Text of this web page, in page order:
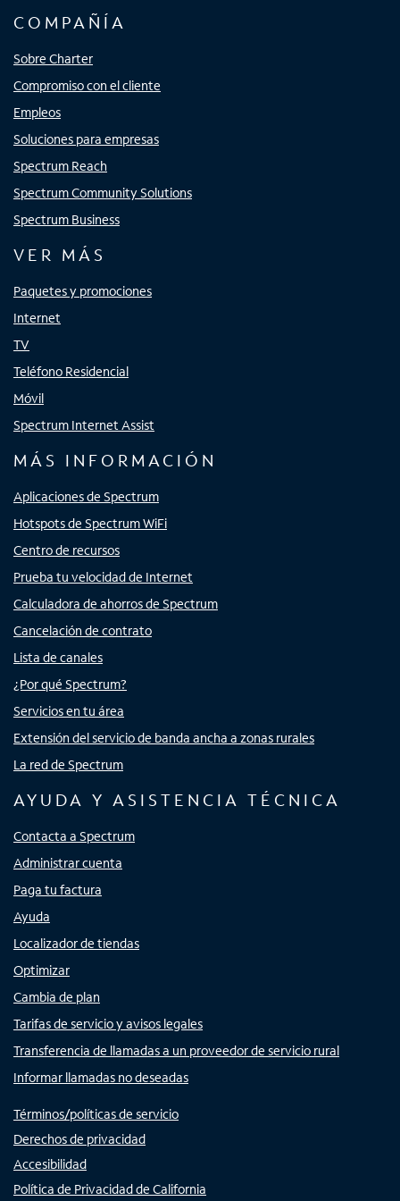
COMPAÑÍA
Sobre Charter
Compromiso con el cliente
Empleos
Soluciones para empresas
Spectrum Reach
Spectrum Community Solutions
Spectrum Business
VER MÁS
Paquetes y promociones
Internet
TV
Teléfono Residencial
Móvil
Spectrum Internet Assist
MÁS INFORMACIÓN
Aplicaciones de Spectrum
Hotspots de Spectrum WiFi
Centro de recursos
Prueba tu velocidad de Internet
Calculadora de ahorros de Spectrum
Cancelación de contrato
Lista de canales
¿Por qué Spectrum?
Servicios en tu área
Extensión del servicio de banda ancha a zonas rurales
La red de Spectrum
AYUDA Y ASISTENCIA TÉCNICA
Contacta a Spectrum
Administrar cuenta
Paga tu factura
Ayuda
Localizador de tiendas
Optimizar
Cambia de plan
Tarifas de servicio y avisos legales
Transferencia de llamadas a un proveedor de servicio rural
Informar llamadas no deseadas
Términos/políticas de servicio
Derechos de privacidad
Accesibilidad
Política de Privacidad de California